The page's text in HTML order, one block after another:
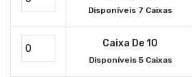
Disponíveis 7 Caixas
Caixa De 10
Disponíveis 5 Caixas